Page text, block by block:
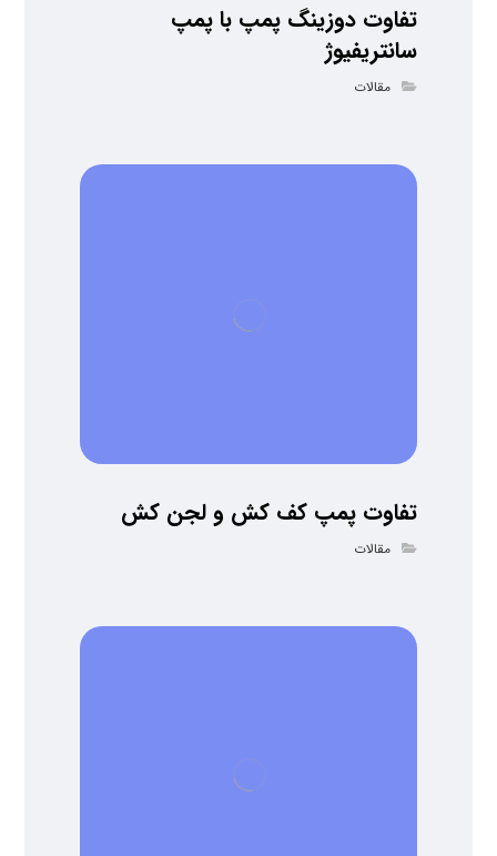
تفاوت دوزینگ پمپ با پمپ
سانتریفیوژ
مقالات
تفاوت پمپ کف کش و لجن کش
مقالات